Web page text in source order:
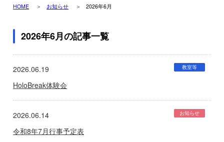
HOME お知らせ 2026年6月
2026年6月の記事一覧
2026.06.19 教室等
HoloBreak体験会
2026.06.14 お知らせ
令和8年7月行事予定表